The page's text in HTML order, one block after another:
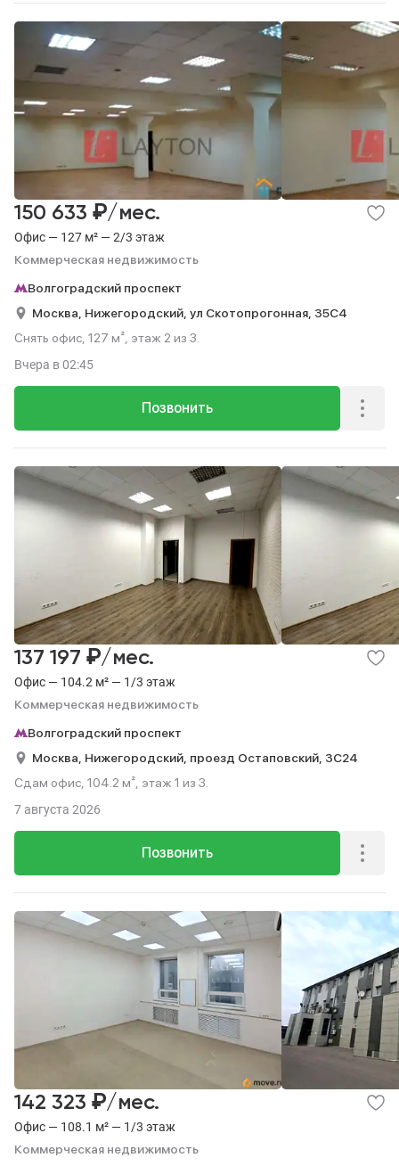
Офис — 127 м² — 2/3 этаж
Коммерческая недвижимость
150 633 ₽/мес.
Волгоградский проспект
Москва, Нижегородский, ул Скотопрогонная, 35С4
Снять офис, 127 м², этаж 2 из 3.
Позвонить
Вчера в 02:45
Офис — 104.2 м² — 1/3 этаж
Коммерческая недвижимость
137 197 ₽/мес.
Волгоградский проспект
Москва, Нижегородский, проезд Остаповский, 3С24
Сдам офис, 104.2 м², этаж 1 из 3.
Позвонить
7 августа 2026
Офис — 108.1 м² — 1/3 этаж
Коммерческая недвижимость
142 323 ₽/мес.